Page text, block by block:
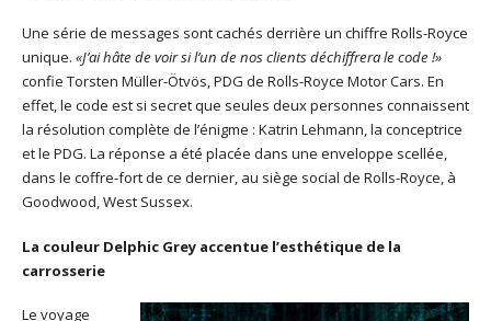
Une série de messages sont cachés derrière un chiffre Rolls-Royce
unique. «J’ai hâte de voir si l’un de nos clients déchiffrera le code !»
confie Torsten Müller-Ötvös, PDG de Rolls-Royce Motor Cars. En
effet, le code est si secret que seules deux personnes connaissent
la résolution complète de l’énigme : Katrin Lehmann, la conceptrice
et le PDG. La réponse a été placée dans une enveloppe scellée,
dans le coffre-fort de ce dernier, au siège social de Rolls-Royce, à
Goodwood, West Sussex.
La couleur Delphic Grey accentue l’esthétique de la
carrosserie
Le voyage